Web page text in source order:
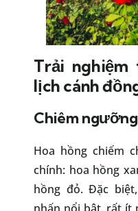
Trải
lịch cánh
Chiêm
Hoa hồng chiếm
chính: hoa hồng
hồng đỏ. Đặc